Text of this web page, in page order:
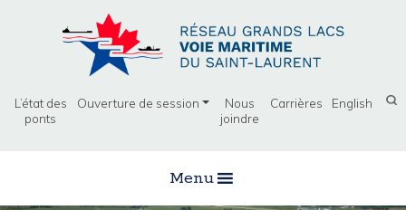
L’état des
ponts
Ouverture de session
Nous
joindre
Carrières English
Menu